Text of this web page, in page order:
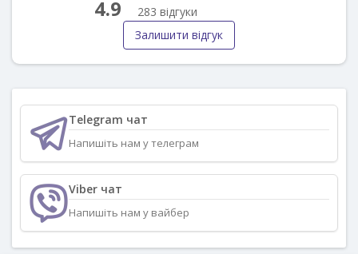
4.9
283 відгуки
Залишити відгук
Telegram чат
Напишіть нам у телеграм
Viber чат
Напишіть нам у вайбер